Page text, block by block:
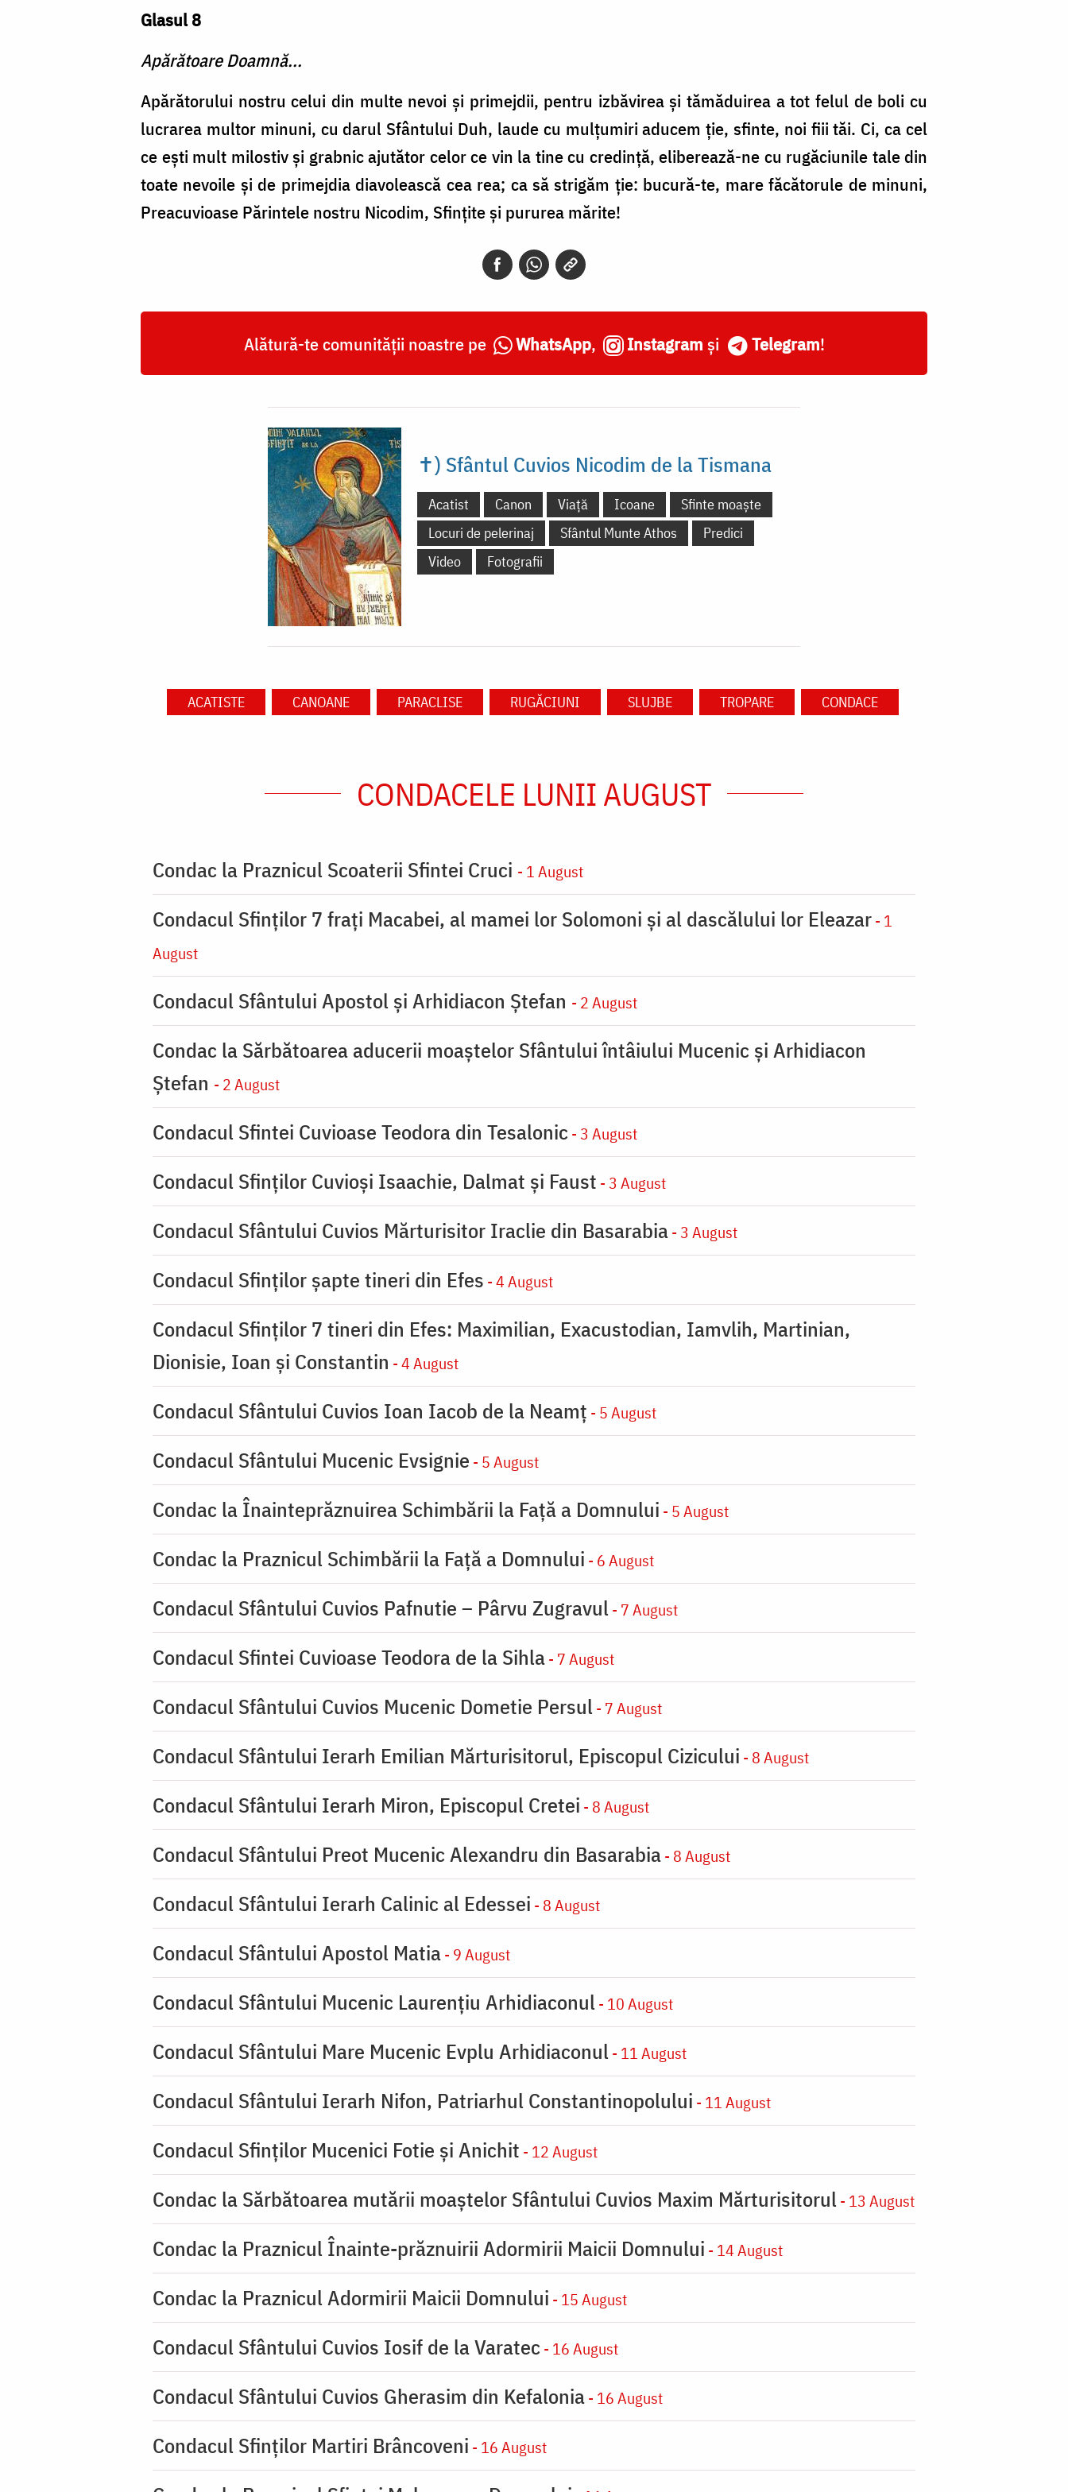
Glasul 8
Apărătoare Doamnă...
Apărătorului nostru celui din multe nevoi şi primejdii, pentru izbăvirea şi tămăduirea a tot felul de boli cu
lucrarea multor minuni, cu darul Sfântului Duh, laude cu mulţumiri aducem ţie, sfinte, noi fiii tăi. Ci, ca cel
ce eşti mult milostiv şi grabnic ajutător celor ce vin la tine cu credinţă, eliberează-ne cu rugăciunile tale din
toate nevoile şi de primejdia diavolească cea rea; ca să strigăm ţie: bucură-te, mare făcătorule de minuni,
Preacuvioase Părintele nostru Nicodim, Sfinţite şi pururea mărite!
Alătură-te comunității noastre pe WhatsApp, Instagram și Telegram!
✝) Sfântul Cuvios Nicodim de la Tismana
Acatist Canon Viață Icoane
Sfinte moaște
Locuri de pelerinaj
Sfântul Munte Athos
Predici
Video
Fotografii
ACATISTE CANOANE PARACLISE RUGĂCIUNI SLUJBE TROPARE CONDACE
CONDACELE LUNII AUGUST
Condac la Praznicul Scoaterii Sfintei Cruci - 1 August
Condacul Sfinţilor 7 fraţi Macabei, al mamei lor Solomoni şi al dascălului lor Eleazar- 1
August
Condacul Sfântului Apostol și Arhidiacon Ștefan - 2 August
Condac la Sărbătoarea aducerii moaştelor Sfântului întâiului Mucenic şi Arhidiacon
Ştefan - 2 August
Condacul Sfintei Cuvioase Teodora din Tesalonic - 3 August
Condacul Sfinţilor Cuvioşi Isaachie, Dalmat şi Faust - 3 August
Condacul Sfântului Cuvios Mărturisitor Iraclie din Basarabia- 3 August
Condacul Sfinţilor şapte tineri din Efes - 4 August
Condacul Sfinţilor 7 tineri din Efes: Maximilian, Exacustodian, Iamvlih, Martinian,
Dionisie, Ioan şi Constantin - 4 August
Condacul Sfântului Cuvios Ioan Iacob de la Neamț - 5 August
Condacul Sfântului Mucenic Evsignie - 5 August
Condac la Înainteprăznuirea Schimbării la Faţă a Domnului - 5 August
Condac la Praznicul Schimbării la Faţă a Domnului - 6 August
Condacul Sfântului Cuvios Pafnutie – Pârvu Zugravul - 7 August
Condacul Sfintei Cuvioase Teodora de la Sihla- 7 August
Condacul Sfântului Cuvios Mucenic Dometie Persul - 7 August
Condacul Sfântului Ierarh Emilian Mărturisitorul, Episcopul Cizicului - 8 August
Condacul Sfântului Ierarh Miron, Episcopul Cretei - 8 August
Condacul Sfântului Preot Mucenic Alexandru din Basarabia- 8 August
Condacul Sfântului Ierarh Calinic al Edessei - 8 August
Condacul Sfântului Apostol Matia- 9 August
Condacul Sfântului Mucenic Laurențiu Arhidiaconul - 10 August
Condacul Sfântului Mare Mucenic Evplu Arhidiaconul - 11 August
Condacul Sfântului Ierarh Nifon, Patriarhul Constantinopolului - 11 August
Condacul Sfinţilor Mucenici Fotie şi Anichit - 12 August
Condac la Sărbătoarea mutării moaştelor Sfântului Cuvios Maxim Mărturisitorul - 13 August
Condac la Praznicul Înainte-prăznuirii Adormirii Maicii Domnului - 14 August
Condac la Praznicul Adormirii Maicii Domnului - 15 August
Condacul Sfântului Cuvios Iosif de la Varatec - 16 August
Condacul Sfântului Cuvios Gherasim din Kefalonia- 16 August
Condacul Sfinților Martiri Brâncoveni - 16 August